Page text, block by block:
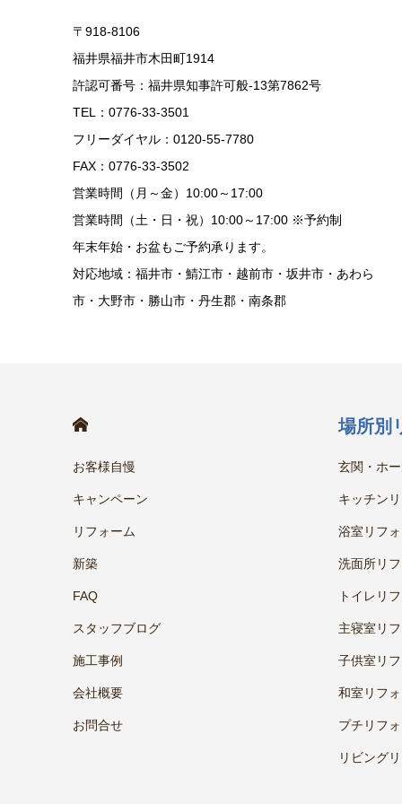
〒918-8106
福井県福井市木田町1914
許認可番号：福井県知事許可般-13第7862号
TEL：0776-33-3501
フリーダイヤル：0120-55-7780
FAX：0776-33-3502
営業時間（月～金）10:00～17:00
営業時間（土・日・祝）10:00～17:00 ※予約制
年末年始・お盆もご予約承ります。
対応地域：福井市・鯖江市・越前市・坂井市・あわら
市・大野市・勝山市・丹生郡・南条郡
お客様自慢
キャンペーン
リフォーム
新築
FAQ
スタッフブログ
施工事例
会社概要
お問合せ
場所別
玄関・ホ
キッチン
浴室リフ
洗面所リ
トイレリ
主寝室リ
子供室リ
和室リフ
プチリフ
リビング